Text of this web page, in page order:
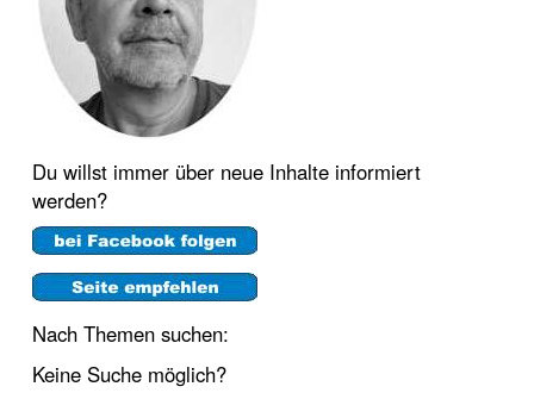
Du willst immer über neue Inhalte informiert
werden?
Nach Themen suchen:
Keine Suche möglich?